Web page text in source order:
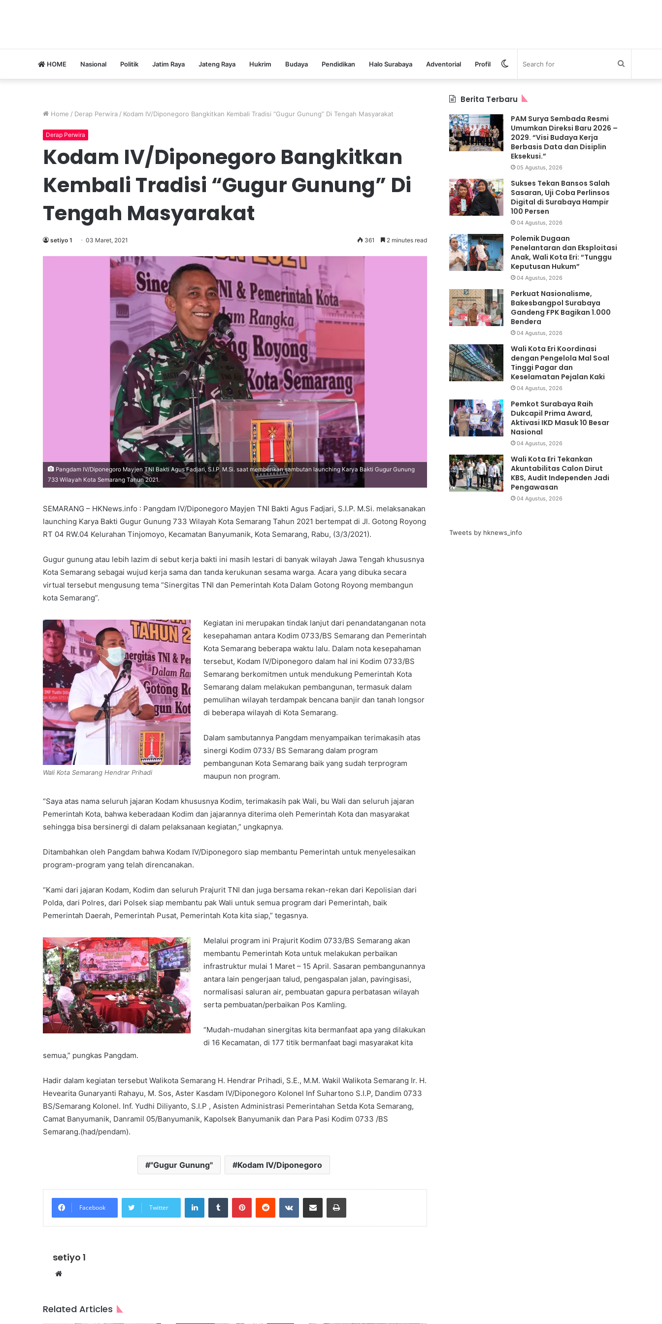
HOME Nasional Politik Jatim Raya Jateng Raya Hukrim Budaya Pendidikan Halo Surabaya Adventorial Profil Search
Switch
skin
Home / Derap Perwira / Kodam IV/Diponegoro Bangkitkan Kembali Tradisi “Gugur Gunung” Di Tengah Masyarakat
Derap Perwira
Kodam IV/Diponegoro Bangkitkan
Kembali Tradisi “Gugur Gunung” Di
Tengah Masyarakat
setiyo 1 03 Maret, 2021 361 2 minutes read
Pangdam IV/Diponegoro Mayjen TNI Bakti Agus Fadjari, S.I.P. M.Si. saat memberikan sambutan launching Karya Bakti Gugur Gunung
733 Wilayah Kota Semarang Tahun 2021.
SEMARANG – HKNews.info : Pangdam IV/Diponegoro Mayjen TNI Bakti Agus Fadjari, S.I.P. M.Si. melaksanakan
launching Karya Bakti Gugur Gunung 733 Wilayah Kota Semarang Tahun 2021 bertempat di Jl. Gotong Royong
RT 04 RW.04 Kelurahan Tinjomoyo, Kecamatan Banyumanik, Kota Semarang, Rabu, (3/3/2021).
Gugur gunung atau lebih lazim di sebut kerja bakti ini masih lestari di banyak wilayah Jawa Tengah khususnya
Kota Semarang sebagai wujud kerja sama dan tanda kerukunan sesama warga. Acara yang dibuka secara
virtual tersebut mengusung tema “Sinergitas TNI dan Pemerintah Kota Dalam Gotong Royong membangun
kota Semarang”.
Wali Kota Semarang Hendrar Prihadi
Kegiatan ini merupakan tindak lanjut dari penandatanganan nota
kesepahaman antara Kodim 0733/BS Semarang dan Pemerintah
Kota Semarang beberapa waktu lalu. Dalam nota kesepahaman
tersebut, Kodam IV/Diponegoro dalam hal ini Kodim 0733/BS
Semarang berkomitmen untuk mendukung Pemerintah Kota
Semarang dalam melakukan pembangunan, termasuk dalam
pemulihan wilayah terdampak bencana banjir dan tanah longsor
di beberapa wilayah di Kota Semarang.
Dalam sambutannya Pangdam menyampaikan terimakasih atas
sinergi Kodim 0733/ BS Semarang dalam program
pembangunan Kota Semarang baik yang sudah terprogram
maupun non program.
“Saya atas nama seluruh jajaran Kodam khususnya Kodim, terimakasih pak Wali, bu Wali dan seluruh jajaran
Pemerintah Kota, bahwa keberadaan Kodim dan jajarannya diterima oleh Pemerintah Kota dan masyarakat
sehingga bisa bersinergi di dalam pelaksanaan kegiatan,” ungkapnya.
Ditambahkan oleh Pangdam bahwa Kodam IV/Diponegoro siap membantu Pemerintah untuk menyelesaikan
program-program yang telah direncanakan.
“Kami dari jajaran Kodam, Kodim dan seluruh Prajurit TNI dan juga bersama rekan-rekan dari Kepolisian dari
Polda, dari Polres, dari Polsek siap membantu pak Wali untuk semua program dari Pemerintah, baik
Pemerintah Daerah, Pemerintah Pusat, Pemerintah Kota kita siap,” tegasnya.
Melalui program ini Prajurit Kodim 0733/BS Semarang akan
membantu Pemerintah Kota untuk melakukan perbaikan
infrastruktur mulai 1 Maret – 15 April. Sasaran pembangunannya
antara lain pengerjaan talud, pengaspalan jalan, pavingisasi,
normalisasi saluran air, pembuatan gapura perbatasan wilayah
serta pembuatan/perbaikan Pos Kamling.
“Mudah-mudahan sinergitas kita bermanfaat apa yang dilakukan
di 16 Kecamatan, di 177 titik bermanfaat bagi masyarakat kita
semua,” pungkas Pangdam.
Hadir dalam kegiatan tersebut Walikota Semarang H. Hendrar Prihadi, S.E., M.M. Wakil Walikota Semarang Ir. H.
Hevearita Gunaryanti Rahayu, M. Sos, Aster Kasdam IV/Diponegoro Kolonel Inf Suhartono S.I.P, Dandim 0733
BS/Semarang Kolonel. Inf. Yudhi Diliyanto, S.I.P , Asisten Administrasi Pemerintahan Setda Kota Semarang,
Camat Banyumanik, Danramil 05/Banyumanik, Kapolsek Banyumanik dan Para Pasi Kodim 0733 /BS
Semarang.(had/pendam).
"Gugur Gunung" Kodam IV/Diponegoro
Facebook Twitter
LinkedInTumblr PinterestReddit VKontakteShare via Email Print
setiyo 1
Website
Related Articles
Berita Terbaru
PAM Surya Sembada Resmi
Umumkan Direksi Baru 2026 –
2029. “Visi Budaya Kerja
Berbasis Data dan Disiplin
Eksekusi.”
05 Agustus, 2026
Sukses Tekan Bansos Salah
Sasaran, Uji Coba Perlinsos
Digital di Surabaya Hampir
100 Persen
04 Agustus, 2026
Polemik Dugaan
Penelantaran dan Eksploitasi
Anak, Wali Kota Eri: “Tunggu
Keputusan Hukum”
04 Agustus, 2026
Perkuat Nasionalisme,
Bakesbangpol Surabaya
Gandeng FPK Bagikan 1.000
Bendera
04 Agustus, 2026
Wali Kota Eri Koordinasi
dengan Pengelola Mal Soal
Tinggi Pagar dan
Keselamatan Pejalan Kaki
04 Agustus, 2026
Pemkot Surabaya Raih
Dukcapil Prima Award,
Aktivasi IKD Masuk 10 Besar
Nasional
04 Agustus, 2026
Wali Kota Eri Tekankan
Akuntabilitas Calon Dirut
KBS, Audit Independen Jadi
Pengawasan
04 Agustus, 2026
Tweets by hknews_info